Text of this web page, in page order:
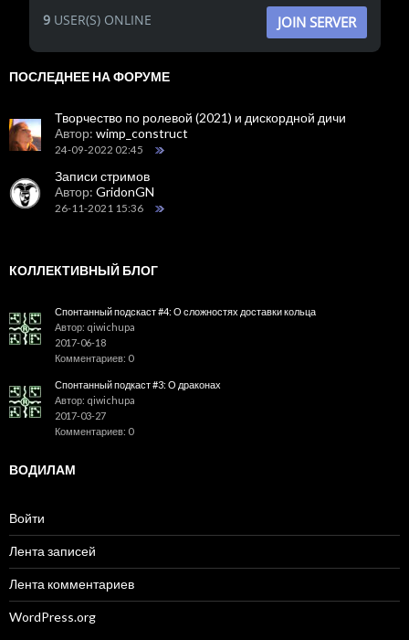
9USER(S) ONLINE JOIN SERVER
ПОСЛЕДНЕЕ НА ФОРУМЕ
Творчество по ролевой (2021) и дискордной дичи
Автор: wimp_construct
24-09-2022 02:45
Записи стримов
Автор: GridonGN
26-11-2021 15:36
КОЛЛЕКТИВНЫЙ БЛОГ
Спонтанный подскаст #4: О сложностях доставки кольца
Автор: qiwichupa
2017-06-18
Комментариев: 0
Спонтанный подкаст #3: О драконах
Автор: qiwichupa
2017-03-27
Комментариев: 0
ВОДИЛАМ
Войти
Лента записей
Лента комментариев
WordPress.org